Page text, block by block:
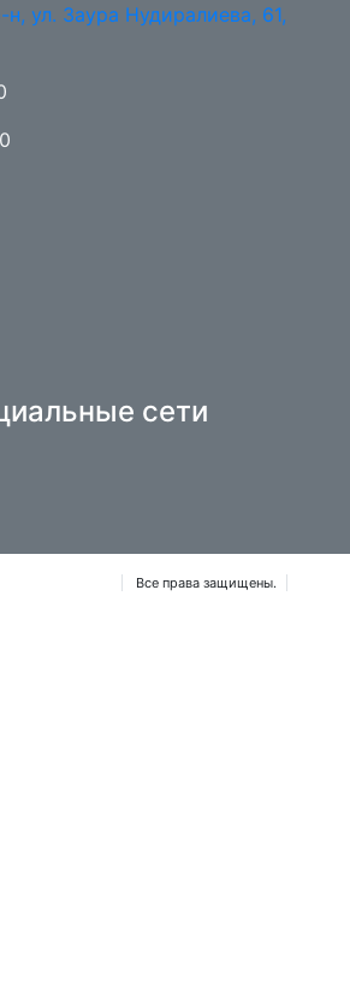
ул. Заура Нудиралиева, 61,
сети
Все права защищены.